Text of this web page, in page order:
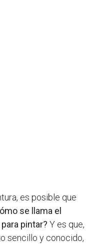
es posible que
se llama el
pintar? Y es que,
sencillo y conocido,